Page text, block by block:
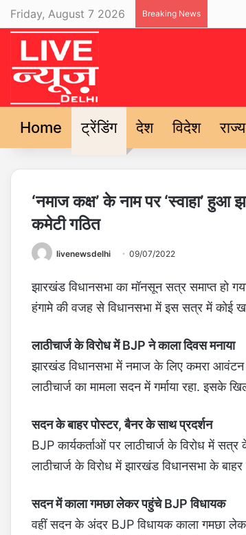
Friday, August 7 2026 Breaking News
Home ट्रेंडिंग देश विदेश राज्य
‘नमाज कक्ष’ के नाम पर ‘स्वाहा’
कमेटी गठित
livenewsdelhi 09/07/2022
झारखंड विधानसभा का मॉनसून सत्र समाप्त हो
हंगामे की वजह से विधानसभा में इस सत्र में कोई
लाठीचार्ज के विरोध में BJP ने काला दिवस मनाया
झारखंड विधानसभा में नमाज के लिए कमरा आवंटन
लाठीचार्ज का मामला सदन में गर्माया रहा. इसके
सदन के बाहर पोस्टर, बैनर के साथ प्रदर्शन
BJP कार्यकर्ताओं पर लाठीचार्ज के विरोध में
लाठीचार्ज के विरोध में झारखंड विधानसभा के
सदन में काला गमछा लेकर पहुंचे BJP विधायक
वहीं सदन के अंदर BJP विधायक काला गमछा